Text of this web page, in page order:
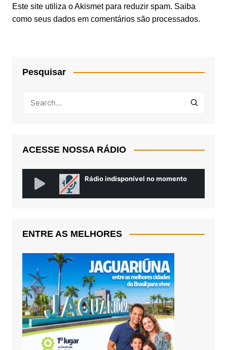
Este site utiliza o Akismet para reduzir spam. Saiba
como seus dados em comentários são processados.
Pesquisar
ACESSE NOSSA RÁDIO
ENTRE AS MELHORES